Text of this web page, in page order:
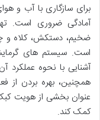
برای سازگاری با آب و
آمادگی ضروری است.
ضخیم، دستکش، کلاه و
است. سیستم های
آشنایی با نحوه
همچنین، بهره بردن
عنوان بخشی از هویت
کمک کند.